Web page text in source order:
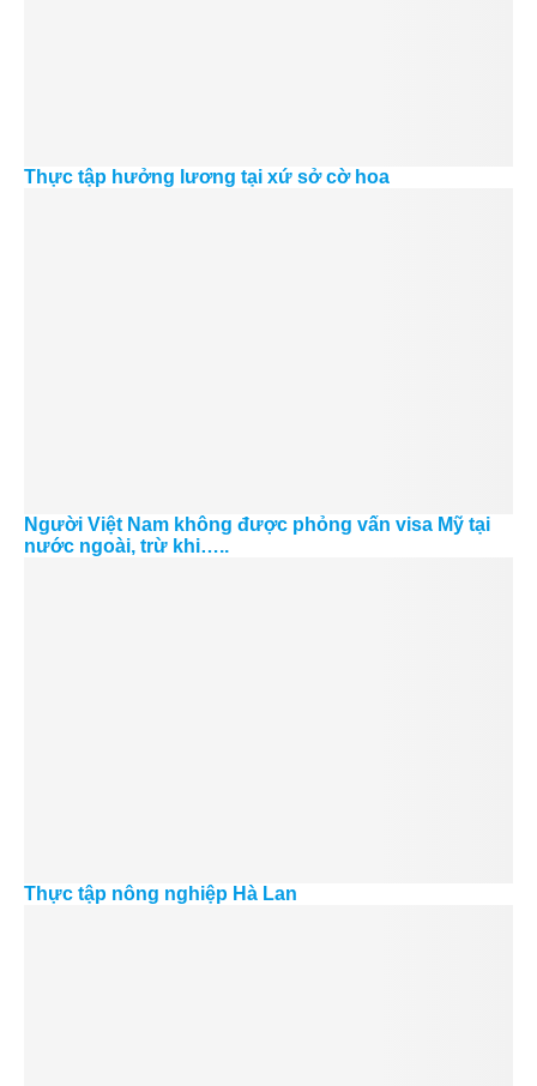
Thực tập hưởng lương tại xứ sở cờ hoa
Người Việt Nam không được phỏng vấn visa Mỹ tại
nước ngoài, trừ khi…..
Thực tập nông nghiệp Hà Lan